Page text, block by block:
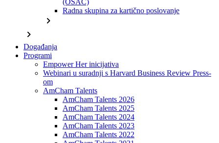
Radna skupina za kartično poslovanje
chevron_right
chevron_right
Događanja
Programi
Empower Her inicijativa
Webinari u suradnji s Harvard Business Review Press-
om
AmCham Talents
AmCham Talents 2026
AmCham Talents 2025
AmCham Talents 2024
AmCham Talents 2023
AmCham Talents 2022